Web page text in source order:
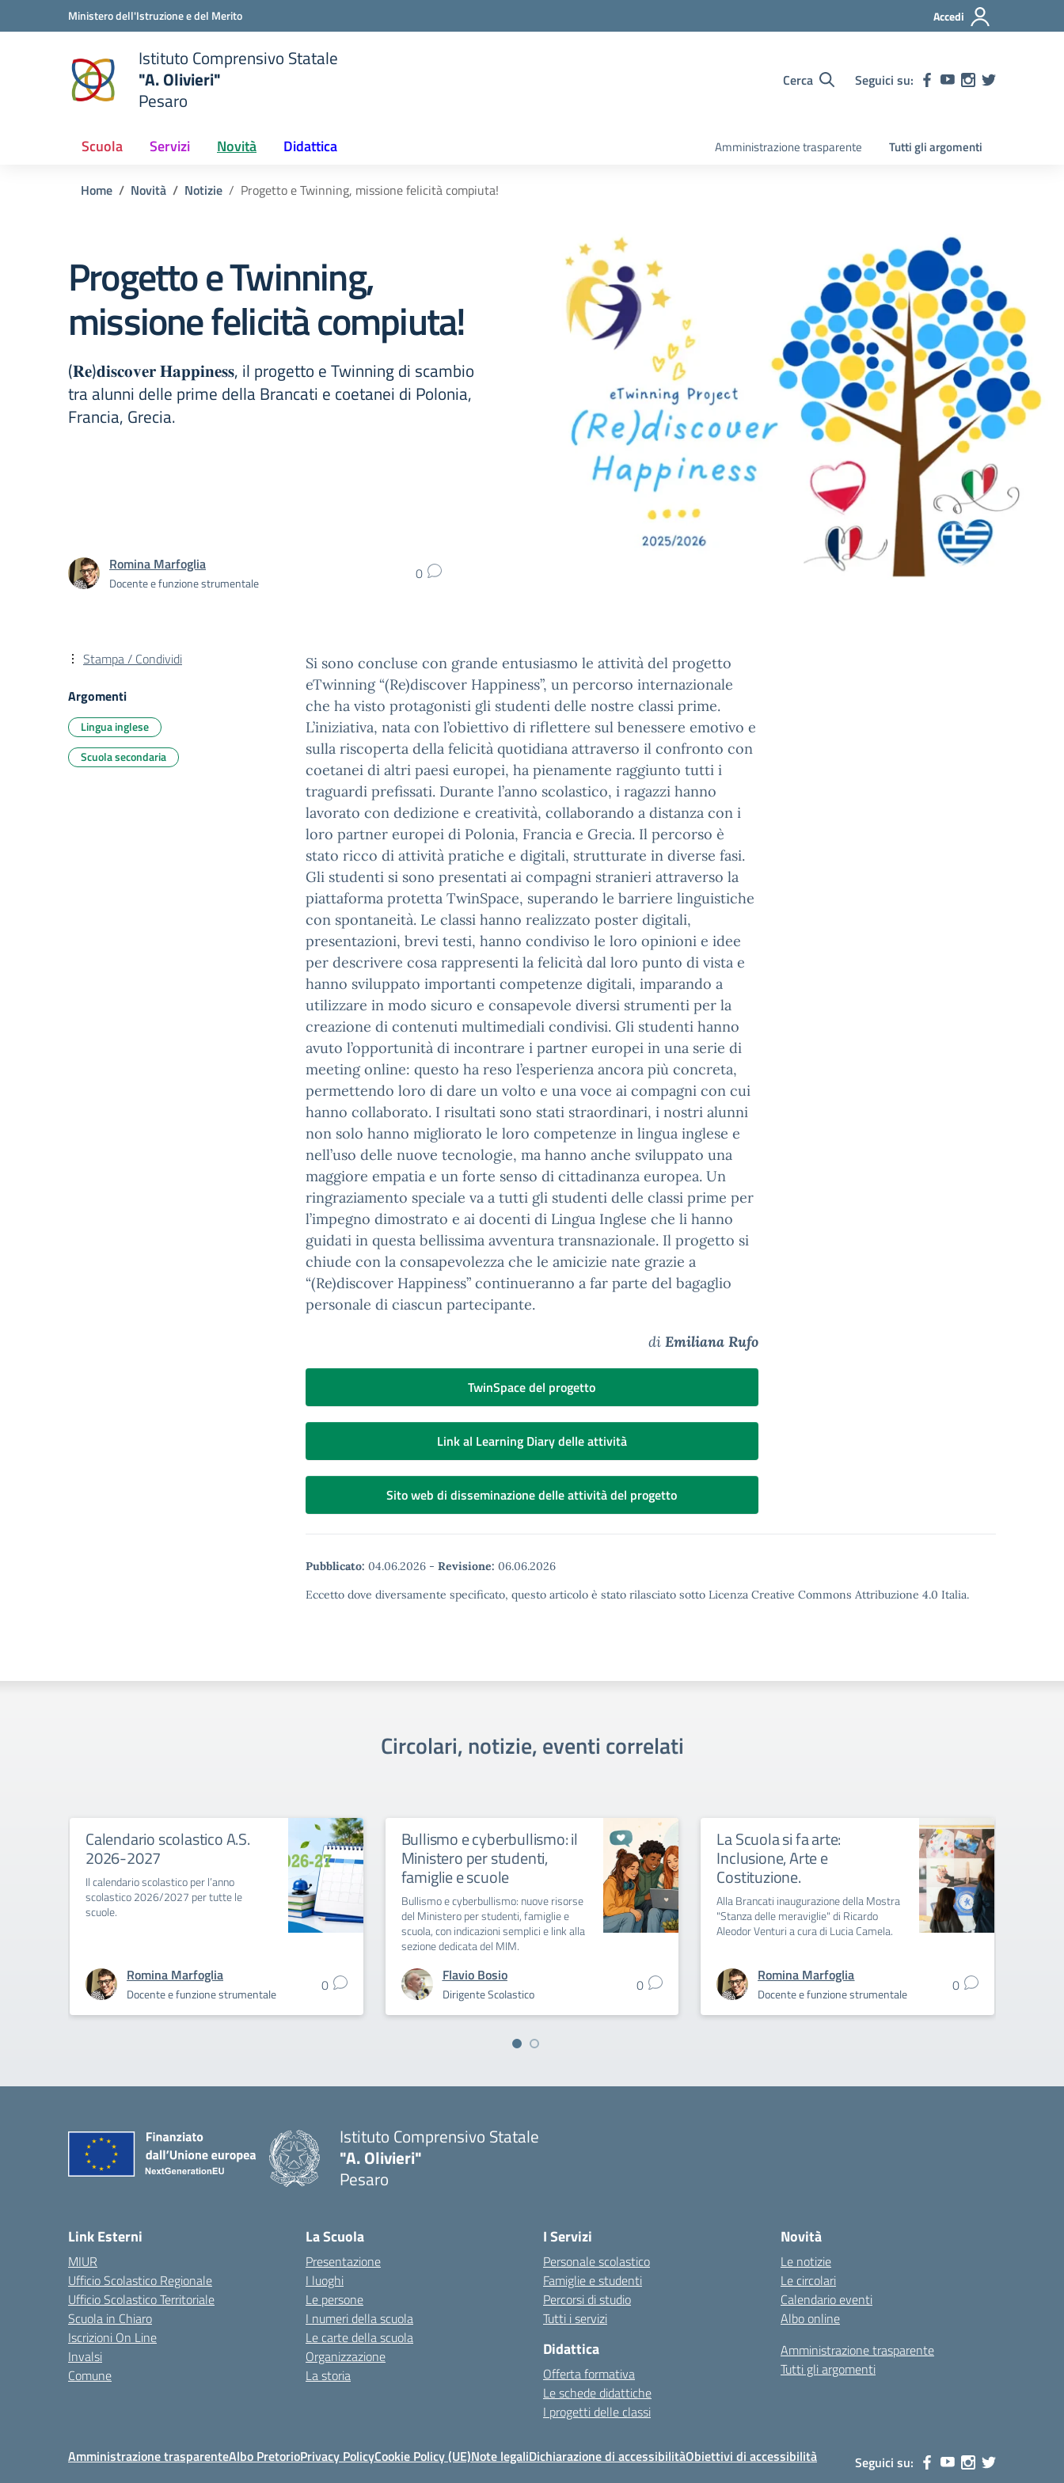
Vai ai contenuti
Vai al menu di navigazioneMinistero dell'Istruzione e del Merito Accedi
scuola
Istituto Comprensivo Statale
"A. Olivieri"
Pesaro
Cerca Seguici su:
Scuola Servizi Novità Didattica Amministrazione trasparente Tutti gli argomenti
Home Novità Notizie Progetto e Twinning, missione felicità compiuta!
Progetto e Twinning,
missione felicità compiuta!
(𝐑𝐞)𝐝𝐢𝐬𝐜𝐨𝐯𝐞𝐫 𝐇𝐚𝐩𝐩𝐢𝐧𝐞𝐬𝐬, il progetto e Twinning di scambio
tra alunni delle prime della Brancati e coetanei di Polonia,
Francia, Grecia.
Romina Marfoglia
Docente e funzione strumentale 0
Si sono concluse con grande entusiasmo le attività del progetto
eTwinning “(Re)discover Happiness”, un percorso internazionale
che ha visto protagonisti gli studenti delle nostre classi prime.
L’iniziativa, nata con l’obiettivo di riflettere sul benessere emotivo e
sulla riscoperta della felicità quotidiana attraverso il confronto con
coetanei di altri paesi europei, ha pienamente raggiunto tutti i
traguardi prefissati. Durante l’anno scolastico, i ragazzi hanno
lavorato con dedizione e creatività, collaborando a distanza con i
loro partner europei di Polonia, Francia e Grecia. Il percorso è
stato ricco di attività pratiche e digitali, strutturate in diverse fasi.
Gli studenti si sono presentati ai compagni stranieri attraverso la
piattaforma protetta TwinSpace, superando le barriere linguistiche
con spontaneità. Le classi hanno realizzato poster digitali,
presentazioni, brevi testi, hanno condiviso le loro opinioni e idee
per descrivere cosa rappresenti la felicità dal loro punto di vista e
hanno sviluppato importanti competenze digitali, imparando a
utilizzare in modo sicuro e consapevole diversi strumenti per la
creazione di contenuti multimediali condivisi. Gli studenti hanno
avuto l’opportunità di incontrare i partner europei in una serie di
meeting online: questo ha reso l’esperienza ancora più concreta,
permettendo loro di dare un volto e una voce ai compagni con cui
hanno collaborato. I risultati sono stati straordinari, i nostri alunni
non solo hanno migliorato le loro competenze in lingua inglese e
nell’uso delle nuove tecnologie, ma hanno anche sviluppato una
maggiore empatia e un forte senso di cittadinanza europea. Un
ringraziamento speciale va a tutti gli studenti delle classi prime per
l’impegno dimostrato e ai docenti di Lingua Inglese che li hanno
guidati in questa bellissima avventura transnazionale. Il progetto si
chiude con la consapevolezza che le amicizie nate grazie a
“(Re)discover Happiness” continueranno a far parte del bagaglio
personale di ciascun partecipante.
di Emiliana Rufo
TwinSpace del progetto
Link al Learning Diary delle attività
Sito web di disseminazione delle attività del progetto
Pubblicato: 04.06.2026 - Revisione: 06.06.2026
Eccetto dove diversamente specificato, questo articolo è stato rilasciato sotto Licenza Creative Commons Attribuzione 4.0 Italia.
Stampa / Condividi
Argomenti
Lingua inglese
Scuola secondaria
Circolari, notizie, eventi correlati
Calendario scolastico A.S.
2026-2027
Il calendario scolastico per l’anno
scolastico 2026/2027 per tutte le
scuole.
Romina Marfoglia
Docente e funzione strumentale 0
Bullismo e cyberbullismo: il
Ministero per studenti,
famiglie e scuole
Bullismo e cyberbullismo: nuove risorse
del Ministero per studenti, famiglie e
scuola, con indicazioni semplici e link alla
sezione dedicata del MIM.
Flavio Bosio
Dirigente Scolastico 0
La Scuola si fa arte:
Inclusione, Arte e
Costituzione.
Alla Brancati inaugurazione della Mostra
"Stanza delle meraviglie" di Ricardo
Aleodor Venturi a cura di Lucia Camela.
Romina Marfoglia
Docente e funzione strumentale 0
Istituto Comprensivo Statale
"A. Olivieri"
Pesaro
Link Esterni
MIUR
Ufficio Scolastico Regionale
Ufficio Scolastico Territoriale
Scuola in Chiaro
Iscrizioni On Line
Invalsi
Comune
La Scuola
Presentazione
I luoghi
Le persone
I numeri della scuola
Le carte della scuola
Organizzazione
La storia
I Servizi
Personale scolastico
Famiglie e studenti
Percorsi di studio
Tutti i servizi
Didattica
Offerta formativa
Le schede didattiche
I progetti delle classi
Novità
Le notizie
Le circolari
Calendario eventi
Albo online
Amministrazione trasparente
Tutti gli argomenti
Amministrazione trasparenteAlbo PretorioPrivacy PolicyCookie Policy (UE)Note legaliDichiarazione di accessibilitàObiettivi di accessibilità Seguici su: